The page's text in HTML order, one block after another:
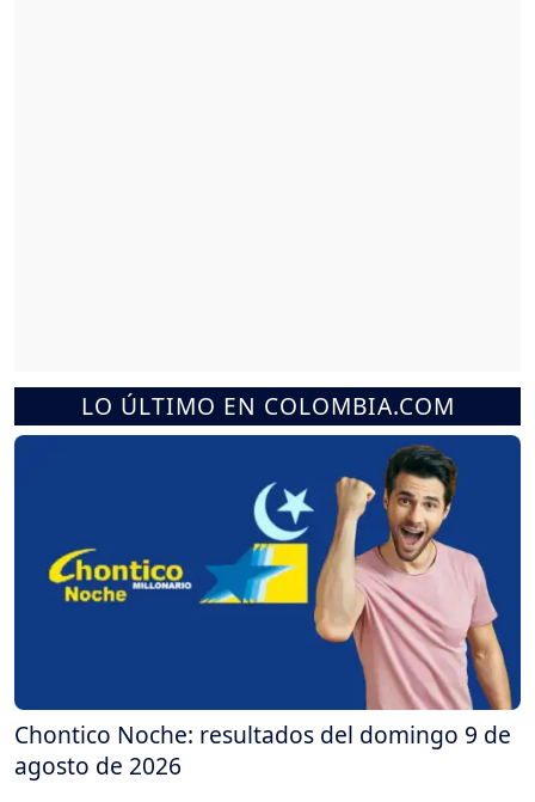
LO ÚLTIMO EN COLOMBIA.COM
Chontico Noche: resultados del domingo 9 de
agosto de 2026